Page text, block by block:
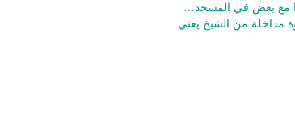
مع بعض في المسجد…
مداخلة من الشيخ يعني…